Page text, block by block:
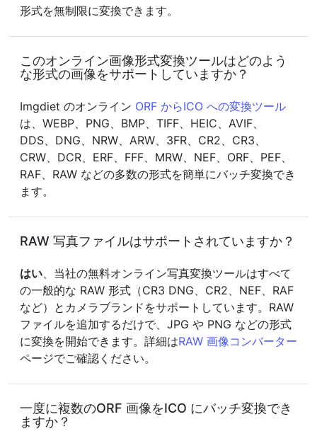
形式を無制限に変換できます。
このオンライン画像形式変換ツールはどのよう
な形式の画像をサポートしていますか？
Imgdiet のオンライン ORF からICO への変換ツール
は、WEBP、PNG、BMP、TIFF、HEIC、AVIF、
DDS、DNG、NRW、ARW、3FR、CR2、CR3、
CRW、DCR、ERF、FFF、MRW、NEF、ORF、PEF、
RAF、RAW などの多数の形式を簡単にバッチ変換でき
ます。
RAW 写真ファイルはサポートされていますか？
はい、当社の無料オンライン写真変換ツールはすべて
の一般的な RAW 形式（CR3 DNG、CR2、NEF、RAF
など）とカメラブランドをサポートしています。RAW
ファイルを追加するだけで、JPG や PNG などの形式
に変換を開始できます。詳細はRAW 画像コンバーター
ページでご確認ください。
一度に複数のORF 画像をICO にバッチ変換でき
ますか？